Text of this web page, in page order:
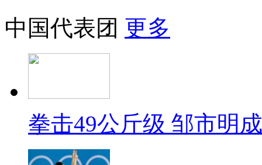
中国代表团 更多
拳击49公斤级 邹市明